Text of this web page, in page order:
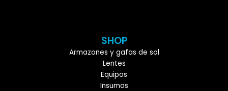
SHOP
Armazones y gafas de sol
Lentes
Equipos
Insumos